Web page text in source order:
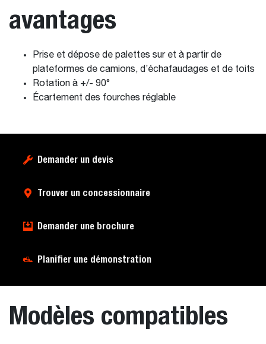
avantages
Prise et dépose de palettes sur et à partir de
plateformes de camions, d’échafaudages et de toits
Rotation à +/- 90°
Écartement des fourches réglable
Demander un devis
Trouver un concessionnaire
Demander une brochure
Planifier une démonstration
Modèles compatibles